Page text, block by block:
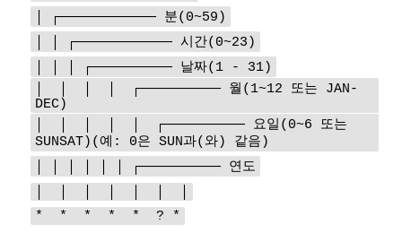
│ ┌──────────── 분(0~59)
│ │ ┌──────────── 시간(0~23)
│ │ │ ┌────────── 날짜(1 - 31)
│ │ │ │ ┌────────── 월(1~12 또는 JAN-
DEC)
│ │ │ │ │ ┌────────── 요일(0~6 또는
SUNSAT)(예: 0은 SUN과(와) 같음)
│ │ │ │ │ │ ┌────────── 연도
* * * * * ? *